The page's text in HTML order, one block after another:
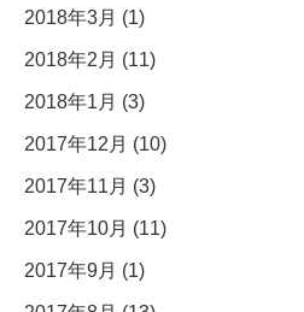
2018年3月 (1)
2018年2月 (11)
2018年1月 (3)
2017年12月 (10)
2017年11月 (3)
2017年10月 (11)
2017年9月 (1)